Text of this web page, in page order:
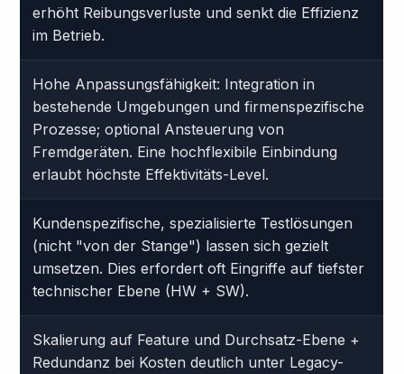
erhöht Reibungsverluste und senkt die Effizienz
im Betrieb.
Hohe Anpassungsfähigkeit: Integration in
bestehende Umgebungen und firmenspezifische
Prozesse; optional Ansteuerung von
Fremdgeräten. Eine hochflexibile Einbindung
erlaubt höchste Effektivitäts-Level.
Kundenspezifische, spezialisierte Testlösungen
(nicht "von der Stange") lassen sich gezielt
umsetzen. Dies erfordert oft Eingriffe auf tiefster
technischer Ebene (HW + SW).
Skalierung auf Feature und Durchsatz-Ebene +
Redundanz bei Kosten deutlich unter Legacy-